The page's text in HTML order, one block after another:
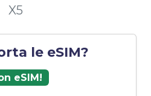
X5
le eSIM?
eSIM!